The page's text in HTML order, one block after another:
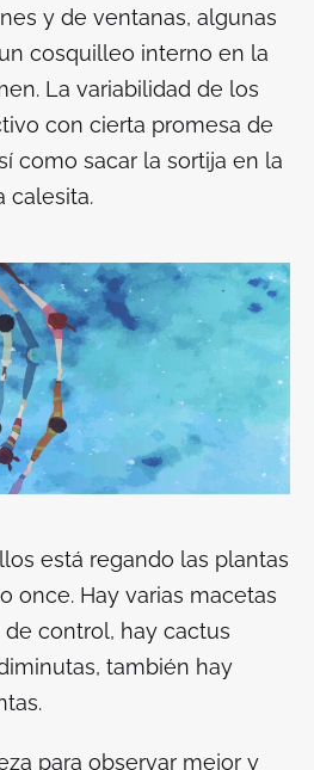
y de ventanas, algunas
cosquilleo interno en la
La variabilidad de los
con cierta promesa de
como sacar la sortija en la
calesita.
está regando las plantas
once. Hay varias macetas
control, hay cactus
también hay
para observar mejor y